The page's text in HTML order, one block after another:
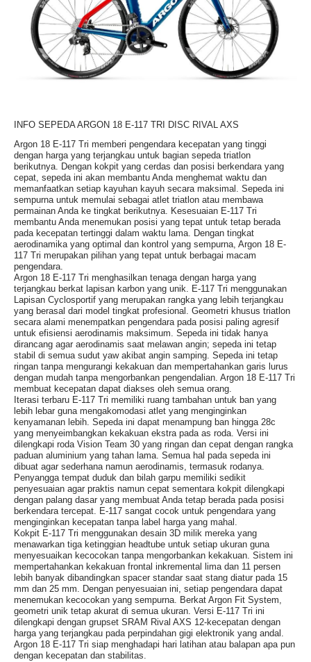
INFO SEPEDA ARGON 18 E-117 TRI DISC RIVAL AXS
Argon 18 E-117 Tri memberi pengendara kecepatan yang tinggi
dengan harga yang terjangkau untuk bagian sepeda triatlon
berikutnya. Dengan kokpit yang cerdas dan posisi berkendara yang
cepat, sepeda ini akan membantu Anda menghemat waktu dan
memanfaatkan setiap kayuhan kayuh secara maksimal. Sepeda ini
sempurna untuk memulai sebagai atlet triatlon atau membawa
permainan Anda ke tingkat berikutnya. Kesesuaian E-117 Tri
membantu Anda menemukan posisi yang tepat untuk tetap berada
pada kecepatan tertinggi dalam waktu lama. Dengan tingkat
aerodinamika yang optimal dan kontrol yang sempurna, Argon 18 E-
117 Tri merupakan pilihan yang tepat untuk berbagai macam
pengendara.
Argon 18 E-117 Tri menghasilkan tenaga dengan harga yang
terjangkau berkat lapisan karbon yang unik. E-117 Tri menggunakan
Lapisan Cyclosportif yang merupakan rangka yang lebih terjangkau
yang berasal dari model tingkat profesional. Geometri khusus triatlon
secara alami menempatkan pengendara pada posisi paling agresif
untuk efisiensi aerodinamis maksimum. Sepeda ini tidak hanya
dirancang agar aerodinamis saat melawan angin; sepeda ini tetap
stabil di semua sudut yaw akibat angin samping. Sepeda ini tetap
ringan tanpa mengurangi kekakuan dan mempertahankan garis lurus
dengan mudah tanpa mengorbankan pengendalian. Argon 18 E-117 Tri
membuat kecepatan dapat diakses oleh semua orang.
Iterasi terbaru E-117 Tri memiliki ruang tambahan untuk ban yang
lebih lebar guna mengakomodasi atlet yang menginginkan
kenyamanan lebih. Sepeda ini dapat menampung ban hingga 28c
yang menyeimbangkan kekakuan ekstra pada as roda. Versi ini
dilengkapi roda Vision Team 30 yang ringan dan cepat dengan rangka
paduan aluminium yang tahan lama. Semua hal pada sepeda ini
dibuat agar sederhana namun aerodinamis, termasuk rodanya.
Penyangga tempat duduk dan bilah garpu memiliki sedikit
penyesuaian agar praktis namun cepat sementara kokpit dilengkapi
dengan palang dasar yang membuat Anda tetap berada pada posisi
berkendara tercepat. E-117 sangat cocok untuk pengendara yang
menginginkan kecepatan tanpa label harga yang mahal.
Kokpit E-117 Tri menggunakan desain 3D milik mereka yang
menawarkan tiga ketinggian headtube untuk setiap ukuran guna
menyesuaikan kecocokan tanpa mengorbankan kekakuan. Sistem ini
mempertahankan kekakuan frontal inkremental lima dan 11 persen
lebih banyak dibandingkan spacer standar saat stang diatur pada 15
mm dan 25 mm. Dengan penyesuaian ini, setiap pengendara dapat
menemukan kecocokan yang sempurna. Berkat Argon Fit System,
geometri unik tetap akurat di semua ukuran. Versi E-117 Tri ini
dilengkapi dengan grupset SRAM Rival AXS 12-kecepatan dengan
harga yang terjangkau pada perpindahan gigi elektronik yang andal.
Argon 18 E-117 Tri siap menghadapi hari latihan atau balapan apa pun
dengan kecepatan dan stabilitas.